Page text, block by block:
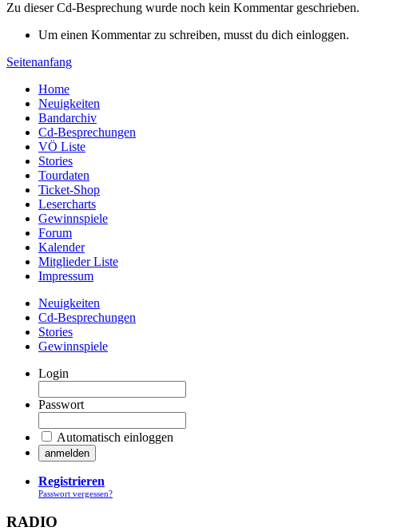
Zu dieser Cd-Besprechung wurde noch kein Kommentar geschrieben.
Um einen Kommentar zu schreiben, musst du dich einloggen.
Seitenanfang
Home
Neuigkeiten
Bandarchiv
Cd-Besprechungen
VÖ Liste
Stories
Tourdaten
Ticket-Shop
Lesercharts
Gewinnspiele
Forum
Kalender
Mitglieder Liste
Impressum
Neuigkeiten
Cd-Besprechungen
Stories
Gewinnspiele
Login
Passwort
Automatisch einloggen
Registrieren
Passwort vergessen?
RADIO